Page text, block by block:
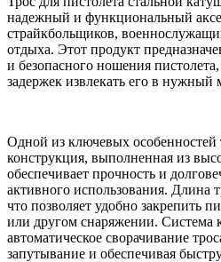
надежный и функциональный
страйкбольщиков,
отдыха. Этот продукт
и безопасного ношения
задержек извлекать его в нужный
Одной из ключевых особенностей
конструкция, выполненная из
обеспечивает прочность и
активного использования. Длина
что позволяет удобно закрепить
или другом снаряжении. Система
автоматическое сворачивание
запутывание и обеспечивая